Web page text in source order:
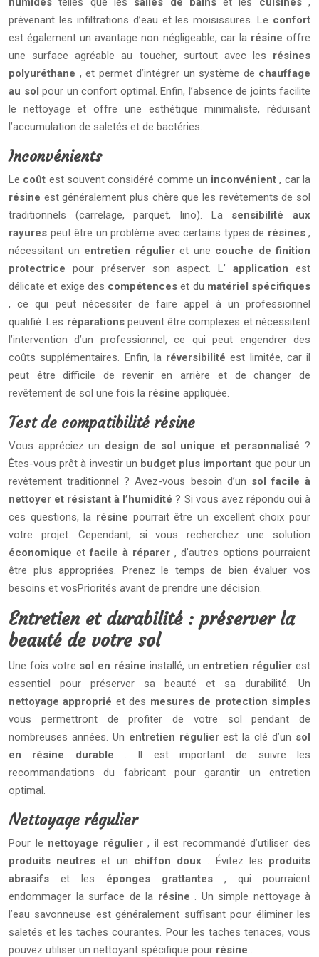
prévenant les infiltrations d’eau et les moisissures. Le confort
est également un avantage non négligeable, car la résineoffre
une surface agréable au toucher, surtout avec les résines
polyuréthane , et permet d’intégrer un système de chauffage
au sol pour un confort optimal. Enfin, l’absence de joints facilite
le nettoyage et offre une esthétique minimaliste, réduisant
l’accumulation de saletés et de bactéries.
Inconvénients
Le coût est souvent considéré comme un inconvénient, car la
résine est généralement plus chère que les revêtements de sol
traditionnels (carrelage, parquet, lino). La sensibilité aux
rayures peut être un problème avec certains types de résines ,
nécessitant un entretien régulier et une couche de finition
protectrice pour préserver son aspect. L’applicationest
délicate et exige des compétenceset du matériel spécifiques
, ce qui peut nécessiter de faire appel à un professionnel
qualifié. Les réparations peuvent être complexes et nécessitent
l’intervention d’un professionnel, ce qui peut engendrer des
coûts supplémentaires. Enfin, la réversibilitéest limitée, car il
peut être difficile de revenir en arrière et de changer de
revêtement de sol une fois la résine appliquée.
Test de compatibilité résine
Vous appréciez un design de sol unique et personnalisé ?
Êtes-vous prêt à investir un budget plus important que pour un
revêtement traditionnel ? Avez-vous besoin d’un sol facile à
nettoyer et résistant à l’humidité ? Si vous avez répondu oui à
ces questions, la résine pourrait être un excellent choix pour
votre projet. Cependant, si vous recherchez une solution
économique etfacile à réparer , d’autres options pourraient
être plus appropriées. Prenez le temps de bien évaluer vos
besoins et vosPriorités avant de prendre une décision.
Entretien et durabilité : préserver la
beauté de votre sol
Une fois votre sol en résine installé, un entretien régulierest
essentiel pour préserver sa beauté et sa durabilité. Un
nettoyage approprié et des mesures de protection simples
vous permettront de profiter de votre sol pendant de
nombreuses années. Un entretien régulierest la clé d’un sol
en résine durable . Il est important de suivre les
recommandations du fabricant pour garantir un entretien
optimal.
Nettoyage régulier
Pour le nettoyage régulier, il est recommandé d’utiliser des
produits neutreset un chiffon doux . Évitez les produits
abrasifs et les éponges grattantes , qui pourraient
endommager la surface de la résine . Un simple nettoyage à
l’eau savonneuse est généralement suffisant pour éliminer les
saletés et les taches courantes. Pour les taches tenaces, vous
pouvez utiliser un nettoyant spécifique pour résine .